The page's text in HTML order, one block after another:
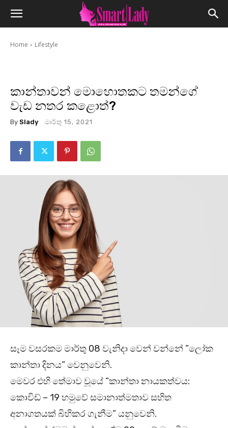
Home Lifestyle
කාන්තාවන් මොහොතකට තමන්ගේ
වැඩ නතර කළොත්?
By Slady මාර්තු 15, 2021
සෑම වසරකම මාර්තු 08 වැනිදා වෙන් වන්නේ ”ලෝක
කාන්තා දිනය” වෙනුවෙනි.
මෙවර එහි තේමාව වූයේ “කාන්තා නායකත්වය:
කොවිඩ් – 19 හමුවේ සමානාත්මතාව සහිත
අනාගතයක් බිහිකර ගැනීම” යනුවෙනි.